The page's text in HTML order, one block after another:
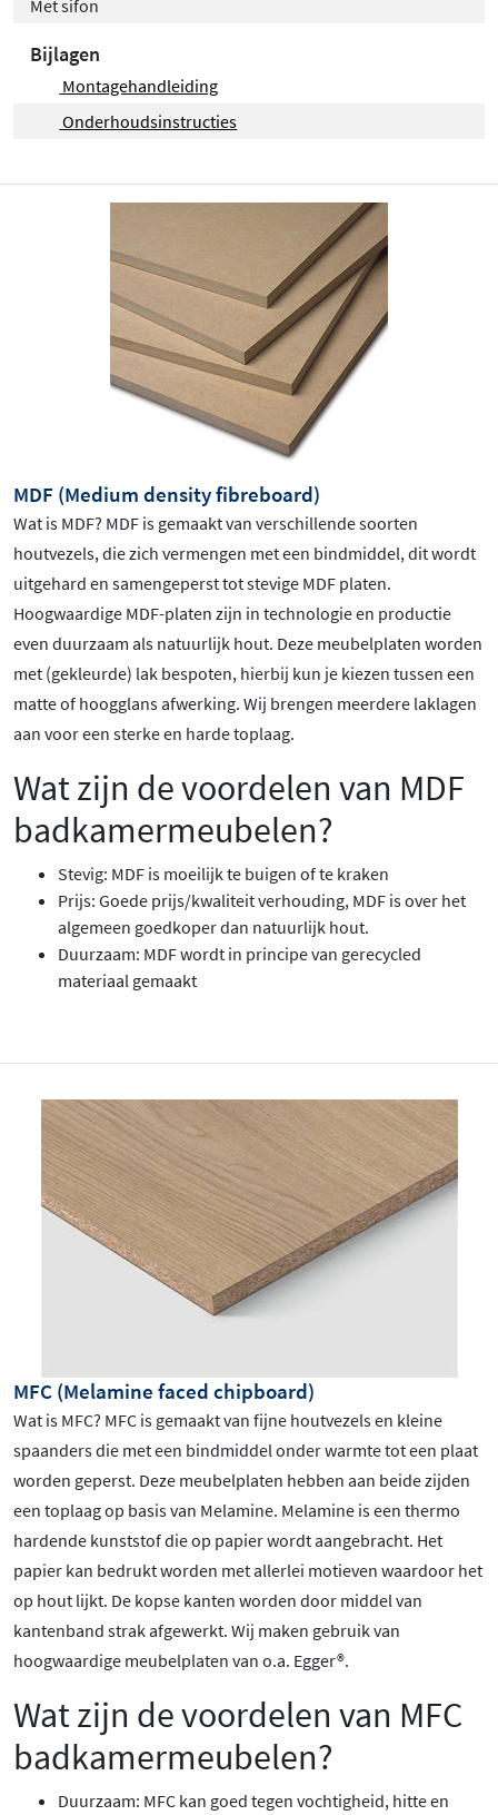
Met sifon
Bijlagen
Montagehandleiding
Onderhoudsinstructies
MDF (Medium density fibreboard)
Wat is MDF? MDF is gemaakt van verschillende soorten
houtvezels, die zich vermengen met een bindmiddel, dit wordt
uitgehard en samengeperst tot stevige MDF platen.
Hoogwaardige MDF-platen zijn in technologie en productie
even duurzaam als natuurlijk hout. Deze meubelplaten worden
met (gekleurde) lak bespoten, hierbij kun je kiezen tussen een
matte of hoogglans afwerking. Wij brengen meerdere laklagen
aan voor een sterke en harde toplaag.
Wat zijn de voordelen van MDF
badkamermeubelen?
Stevig: MDF is moeilijk te buigen of te kraken
Prijs: Goede prijs/kwaliteit verhouding, MDF is over het
algemeen goedkoper dan natuurlijk hout.
Duurzaam: MDF wordt in principe van gerecycled
materiaal gemaakt
MFC (Melamine faced chipboard)
Wat is MFC? MFC is gemaakt van fijne houtvezels en kleine
spaanders die met een bindmiddel onder warmte tot een plaat
worden geperst. Deze meubelplaten hebben aan beide zijden
een toplaag op basis van Melamine. Melamine is een thermo
hardende kunststof die op papier wordt aangebracht. Het
papier kan bedrukt worden met allerlei motieven waardoor het
op hout lijkt. De kopse kanten worden door middel van
kantenband strak afgewerkt. Wij maken gebruik van
hoogwaardige meubelplaten van o.a. Egger®.
Wat zijn de voordelen van MFC
badkamermeubelen?
Duurzaam: MFC kan goed tegen vochtigheid, hitte en